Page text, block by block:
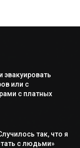
эвакуировать
или с
с платных
так, что я
с людьми»